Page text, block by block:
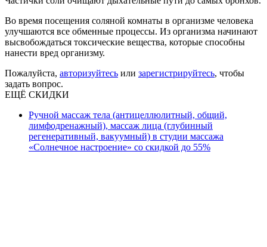
Во время посещения соляной комнаты в организме человека
улучшаются все обменные процессы. Из организма начинают
высвобождаться токсические вещества, которые способны
нанести вред организму.
Пожалуйста, авторизуйтесь или зарегистрируйтесь, чтобы
задать вопрос.
ЕЩЁ СКИДКИ
Ручной массаж тела (антицеллюлитный, общий,
лимфодренажный), массаж лица (глубинный
регенеративный, вакуумный) в студии массажа
«Солнечное настроение» со скидкой до 55%